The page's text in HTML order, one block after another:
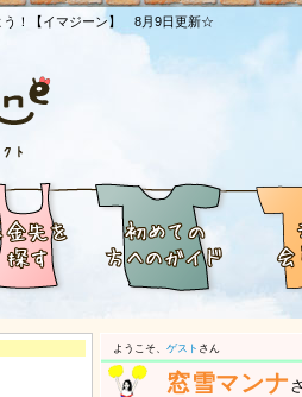
う！【イマジーン】 8月9日更新☆
ようこそ、 ゲスト さん
窓雪マンナ